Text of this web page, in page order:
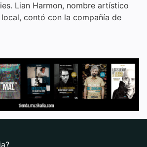
Lian Harmon, nombre artístico
contó con la compañía de